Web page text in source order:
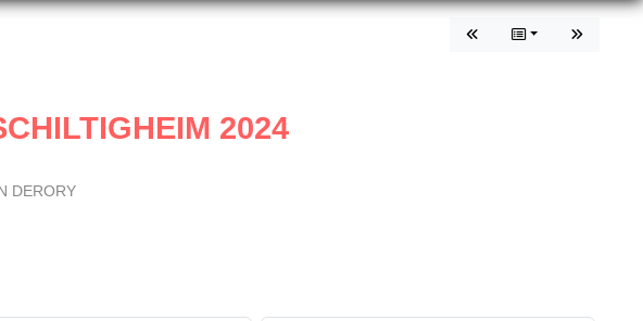
2024
DERORY